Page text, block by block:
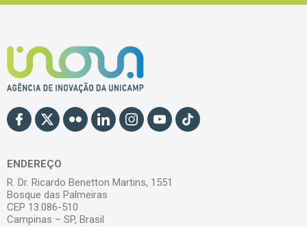
ENDEREÇO
R. Dr. Ricardo Benetton Martins, 1551
Bosque das Palmeiras
CEP 13.086-510
Campinas – SP, Brasil